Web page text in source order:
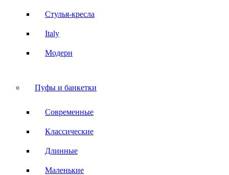
Стулья-кресла
Italy
Модерн
Пуфы и банкетки
Современные
Классические
Длинные
Маленькие